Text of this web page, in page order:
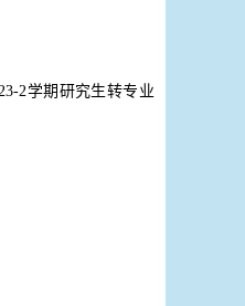
2学期研究生转专业